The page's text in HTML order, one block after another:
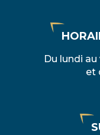
Du lundi
et